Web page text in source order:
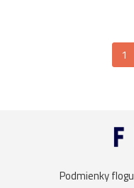
1
Podmienky flogu